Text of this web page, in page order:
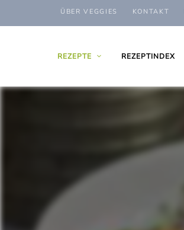
ÜBER VEGGIES KONTAKT
REZEPTE REZEPTINDEX